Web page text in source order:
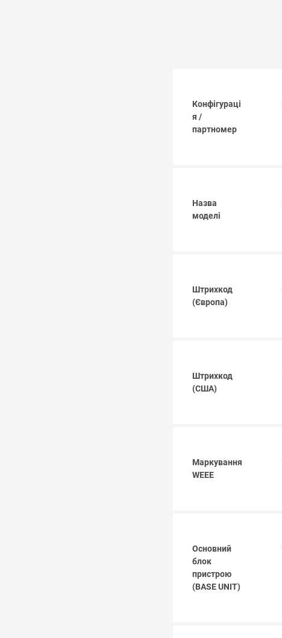
Конфігураці
я /
партномер
Назва
моделі
Штрихкод
(Європа)
Штрихкод
(США)
Маркування
WEEE
Основний
блок
пристрою
(BASE UNIT)